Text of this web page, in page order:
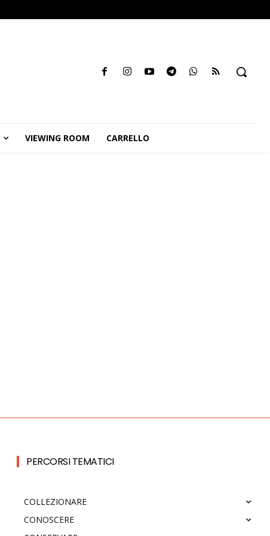
VIEWING ROOM CARRELLO
PERCORSI TEMATICI
COLLEZIONARE
CONOSCERE